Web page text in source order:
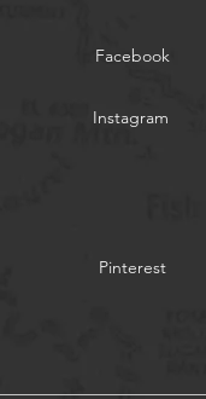
Facebook
Instagram
Pinterest